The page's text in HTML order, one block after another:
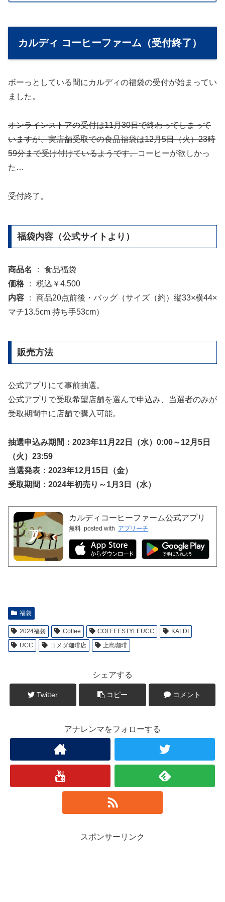
カルディ コーヒーファーム（受付終了）
ボーっとしている間にカルディの福袋の受付が始まってい
ました。
オンラインストアの受付は11月30日で終わってしまって
いますが、実店舗受取での食品福袋は12月5日（火）23時
59分まで受け付けているようです。コーヒーが欲しかっ
た…
受付終了。
福袋内容（公式サイトより）
商品名
： 食品福袋
価格 ： 税込￥4,500
内容 ： 商品20点前後・バッグ（サイズ（約）縦33×横44×
マチ13.5cm 持ち手53cm）
販売方法
公式アプリにて事前抽選。
公式アプリで受取希望店舗を選んで申込み、当選者のみが
受取期間中に店舗で購入可能。
抽選申込み期間：2023年11月22日（水）0:00～12月5日
（火）23:59
当選発表：2023年12月15日（金）
受取期間：2024年初売り～1月3日（水）
カルディコーヒーファーム公式アプリ
無料 posted with アプリーチ
福袋
2024福袋 Coffee COFFEESTYLEUCC
KALDI
UCC
コメダ珈琲店 上島珈琲
シェアする
Twitter コピー コメント
アナレンマをフォローする
スポンサーリンク